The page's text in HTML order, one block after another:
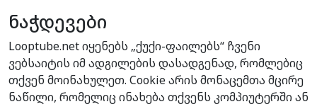
ნაჭდევები
Looptube.net იყენებს „ქუქი-ფაილებს“ ჩვენი
ვებსაიტის იმ ადგილების დასადგენად, რომლებიც
თქვენ მოინახულეთ. Cookie არის მონაცემთა მცირე
ნაწილი, რომელიც ინახება თქვენს კომპიუტერში ან